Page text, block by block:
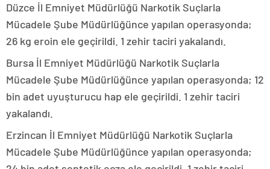
Düzce İl Emniyet Müdürlüğü Narkotik Suçlarla
Mücadele Şube Müdürlüğünce yapılan operasyonda;
26 kg eroin ele geçirildi. 1 zehir taciri yakalandı.
Bursa İl Emniyet Müdürlüğü Narkotik Suçlarla
Mücadele Şube Müdürlüğünce yapılan operasyonda; 12
bin adet uyuşturucu hap ele geçirildi. 1 zehir taciri
yakalandı.
Erzincan İl Emniyet Müdürlüğü Narkotik Suçlarla
Mücadele Şube Müdürlüğünce yapılan operasyonda;